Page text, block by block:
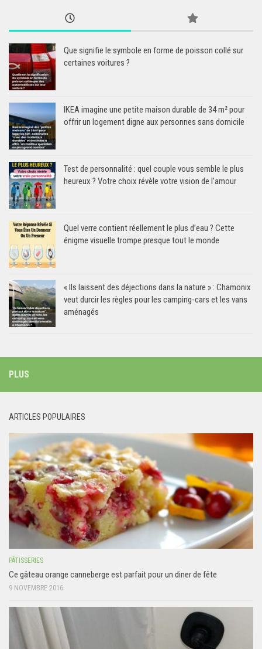
Que signifie le symbole en forme de poisson collé sur
certaines voitures ?
IKEA imagine une petite maison durable de 34 m² pour
offrir un logement digne aux personnes sans domicile
Test de personnalité : quel couple vous semble le plus
heureux ? Votre choix révèle votre vision de l’amour
Quel verre contient réellement le plus d’eau ? Cette
énigme visuelle trompe presque tout le monde
« Ils laissent des déjections dans la nature » : Chamonix
veut durcir les règles pour les camping-cars et les vans
aménagés
PLUS
ARTICLES POPULAIRES
PÂTISSERIES
Ce gâteau orange canneberge est parfait pour un diner de fête
9 NOVEMBRE 2016